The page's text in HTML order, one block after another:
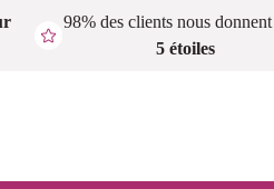
98% des clients nous donnent
5 étoiles